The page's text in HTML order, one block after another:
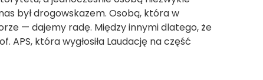
był drogowskazem. Osobą, która w
— dajemy radę. Między innymi dlatego, że
APS, która wygłosiła Laudację na część